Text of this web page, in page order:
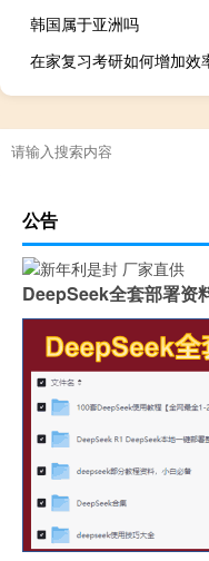
韩国属于亚洲吗
在家复习考研如何增加效
公告
DeepSeek全套部署资